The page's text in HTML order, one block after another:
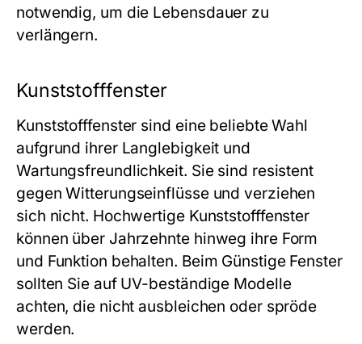
notwendig, um die Lebensdauer zu
verlängern.
Kunststofffenster
Kunststofffenster sind eine beliebte Wahl
aufgrund ihrer Langlebigkeit und
Wartungsfreundlichkeit. Sie sind resistent
gegen Witterungseinflüsse und verziehen
sich nicht. Hochwertige Kunststofffenster
können über Jahrzehnte hinweg ihre Form
und Funktion behalten. Beim Günstige Fenster
sollten Sie auf UV-beständige Modelle
achten, die nicht ausbleichen oder spröde
werden.